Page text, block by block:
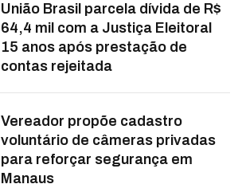
União Brasil parcela dívida de R$
64,4 mil com a Justiça Eleitoral
15 anos após prestação de
contas rejeitada
Vereador propõe cadastro
voluntário de câmeras privadas
para reforçar segurança em
Manaus